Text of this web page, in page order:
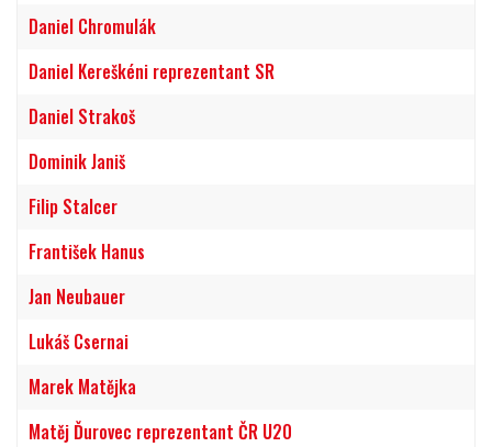
Daniel Chromulák
Daniel Kereškéni reprezentant SR
Daniel Strakoš
Dominik Janiš
Filip Stalcer
František Hanus
Jan Neubauer
Lukáš Csernai
Marek Matějka
Matěj Ďurovec reprezentant ČR U20